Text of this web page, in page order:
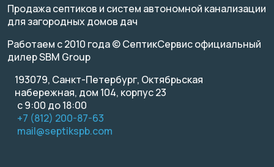
Продажа септиков и систем автономной канализации
для загородных домов дач
Работаем с 2010 года © СептикСервис официальный
дилер SBM Group
193079, Санкт-Петербург, Октябрьская
набережная, дом 104, корпус 23
с 9:00 до 18:00
+7 (812) 200-87-63
mail@septikspb.com